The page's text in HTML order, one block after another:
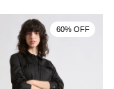
60% OFF